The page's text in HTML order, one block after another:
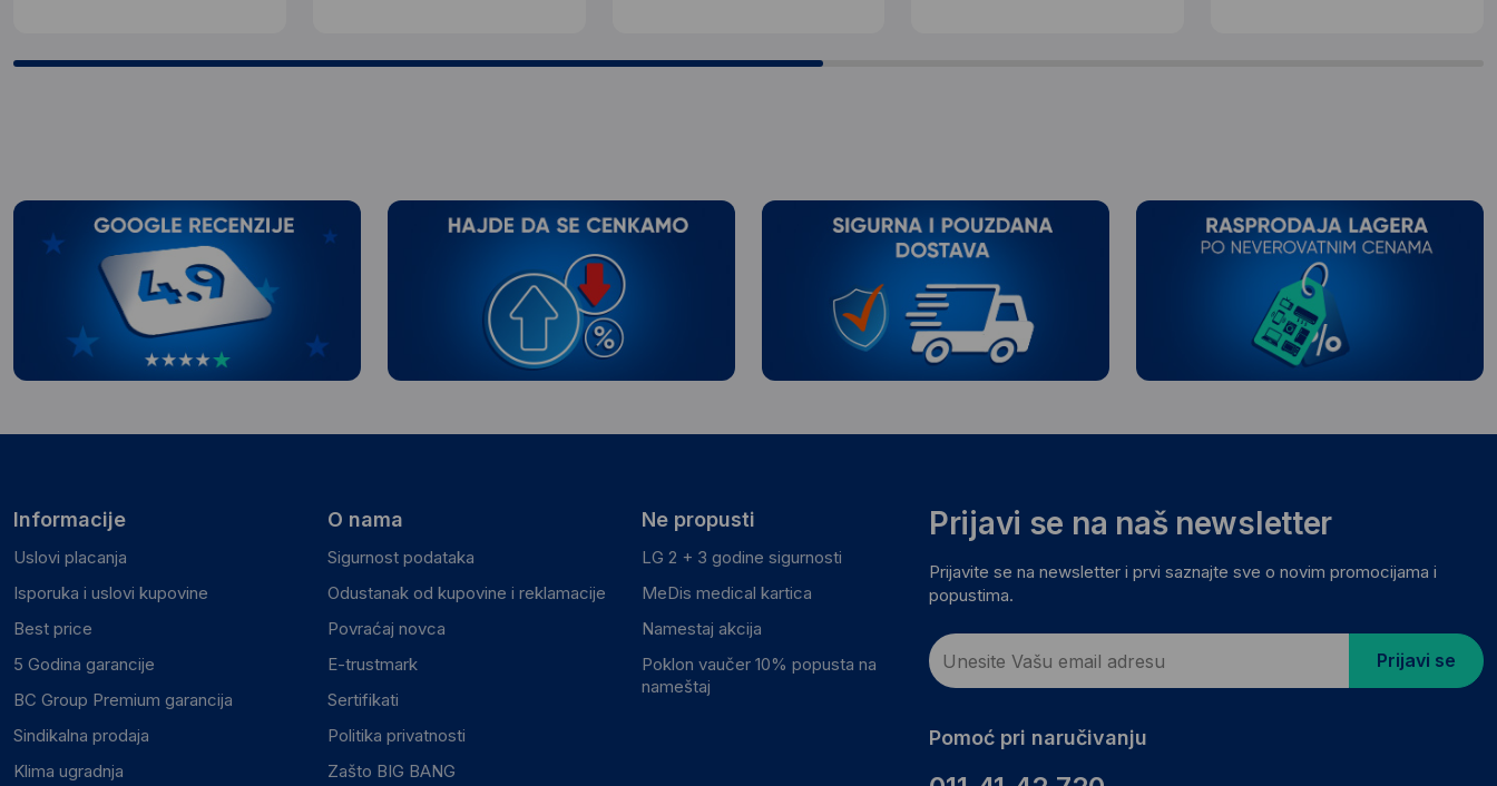
Informacije
Uslovi placanja
Isporuka i uslovi kupovine
Best price
5 Godina garancije
BC Group Premium garancija
Sindikalna prodaja
Klima ugradnja
O nama
Sigurnost podataka
Odustanak od kupovine i reklamacije
Povraćaj novca
E-trustmark
Sertifikati
Politika privatnosti
Zašto BIG BANG
Ne propusti
LG 2 + 3 godine sigurnosti
MeDis medical kartica
Namestaj akcija
Poklon vaučer 10% popusta na
nameštaj
Prijavi se na naš newsletter
Prijavite se na newsletter i prvi saznajte sve o novim promocijama i
popustima.
Prijavi se
Pomoć pri naručivanju